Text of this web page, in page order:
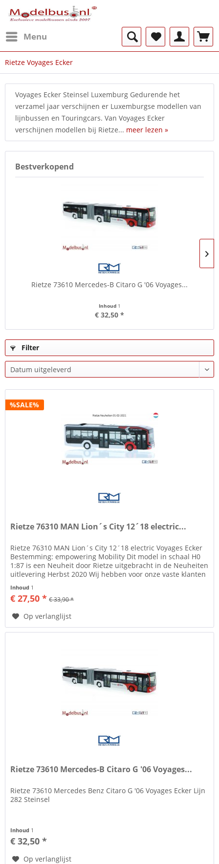
Menu
Rietze Voyages Ecker
Voyages Ecker Steinsel Luxemburg Gedurende het
verzamel jaar verschijnen er Luxemburgse modellen van
lijnbussen en Touringcars. Van Voyages Ecker
verschijnen modellen bij Rietze... meer lezen »
Bestverkopend
Rietze 73610 Mercedes-B Citaro G '06 Voyages...
Inhoud 1
€ 32,50 *
Filter
%SALE%
Rietze 76310 MAN Lion´s City 12´18 electric...
Rietze 76310 MAN Lion´s City 12´18 electric Voyages Ecker
Bestemming: empowering Mobility Dit model in schaal H0
1:87 is een Neuheit door Rietze uitgebracht in de Neuheiten
uitlevering Herbst 2020 Wij hebben voor onze vaste klanten
Inhoud 1
€ 27,50 * € 33,90 *
Op verlanglijst
Rietze 73610 Mercedes-B Citaro G '06 Voyages...
Rietze 73610 Mercedes Benz Citaro G '06 Voyages Ecker Lijn
282 Steinsel
Inhoud 1
€ 32,50 *
Op verlanglijst